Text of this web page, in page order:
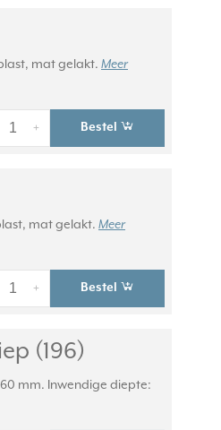
mat gelakt. Meer
+ Bestel
mat gelakt. Meer
+ Bestel
(196)
mm. Inwendige diepte: